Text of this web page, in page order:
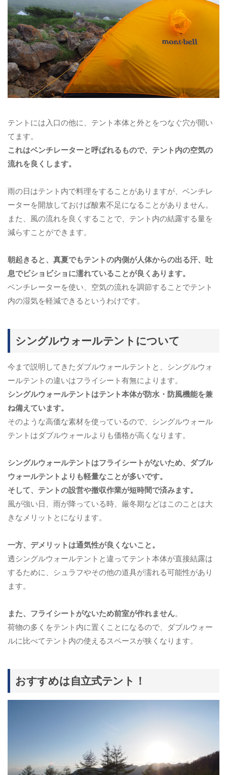
テントには入口の他に、テント本体と外とをつなぐ穴が開い
てます。
これはベンチレーターと呼ばれるもので、テント内の空気の
流れを良くします。
雨の日はテント内で料理をすることがありますが、ベンチレ
ーターを開放しておけば酸素不足になることがありません。
また、風の流れを良くすることで、テント内の結露する量を
減らすことができます。
朝起きると、真夏でもテントの内側が人体からの出る汗、吐
息でビショビショに濡れていることが良くあります。
ベンチレーターを使い、空気の流れを調節することでテント
内の湿気を軽減できるというわけです。
シングルウォールテントについて
今まで説明してきたダブルウォールテントと、シングルウォ
ールテントの違いはフライシート有無によります。
シングルウォールテントはテント本体が防水・防風機能を兼
ね備えています。
そのような高価な素材を使っているので、シングルウォール
テントはダブルウォールよりも価格が高くなります。
シングルウォールテントはフライシートがないため、ダブル
ウォールテントよりも軽量なことが多いです。
そして、テントの設営や撤収作業が短時間で済みます。
風が強い日、雨が降っている時、厳冬期などはこのことは大
きなメリットとになります。
一方、デメリットは通気性が良くないこと。
透シングルウォールテントと違ってテント本体が直接結露は
するために、シュラフやその他の道具が濡れる可能性があり
ます。
また、フライシートがないため前室が作れません。
荷物の多くをテント内に置くことになるので、ダブルウォー
ルに比べてテント内の使えるスペースが狭くなります。
おすすめは自立式テント！